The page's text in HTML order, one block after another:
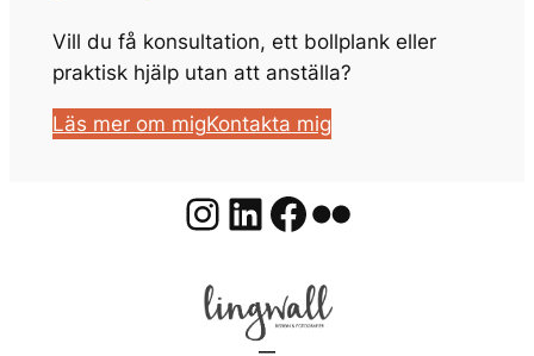
Vill du få konsultation, ett bollplank eller
praktisk hjälp utan att anställa?
Läs mer om migKontakta mig
Instagram
LinkedIn
Facebook
Flickr